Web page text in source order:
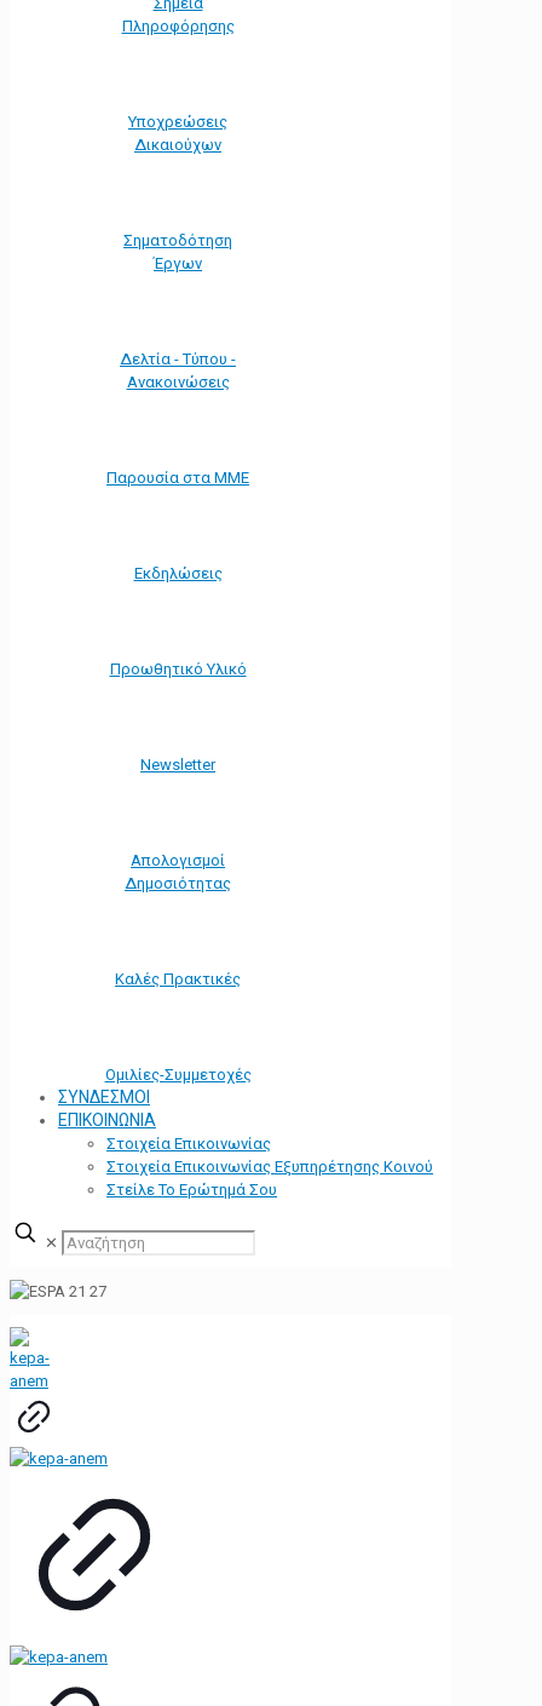
Πληροφόρησης
Υποχρεώσεις
Δικαιούχων
Σηματοδότηση
Έργων
Δελτία - Τύπου -
Ανακοινώσεις
Παρουσία στα ΜΜΕ
Εκδηλώσεις
Προωθητικό Υλικό
Νewsletter
Απολογισμοί
Δημοσιότητας
Καλές Πρακτικές
Ομιλίες-Συμμετοχές
ΣΥΝΔΕΣΜΟΙ
ΕΠΙΚΟΙΝΩΝΙΑ
Στοιχεία Επικοινωνίας
Στοιχεία Επικοινωνίας Εξυπηρέτησης Κοινού
Στείλε Το Ερώτημά Σου
✕